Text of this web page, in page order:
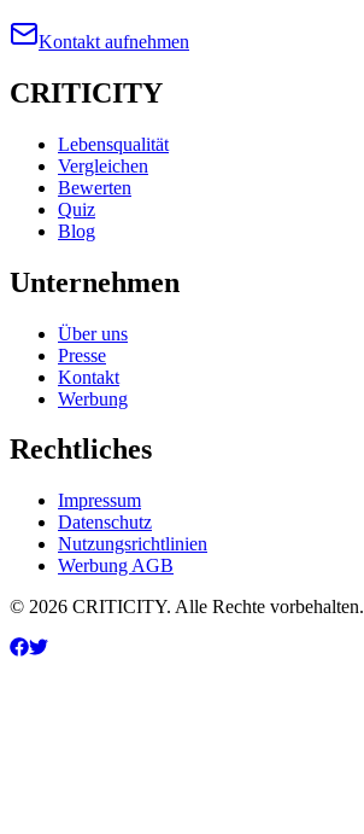
Kontakt aufnehmen
CRITICITY
Lebensqualität
Vergleichen
Bewerten
Quiz
Blog
Unternehmen
Über uns
Presse
Kontakt
Werbung
Rechtliches
Impressum
Datenschutz
Nutzungsrichtlinien
Werbung AGB
© 2026 CRITICITY. Alle Rechte vorbehalten.